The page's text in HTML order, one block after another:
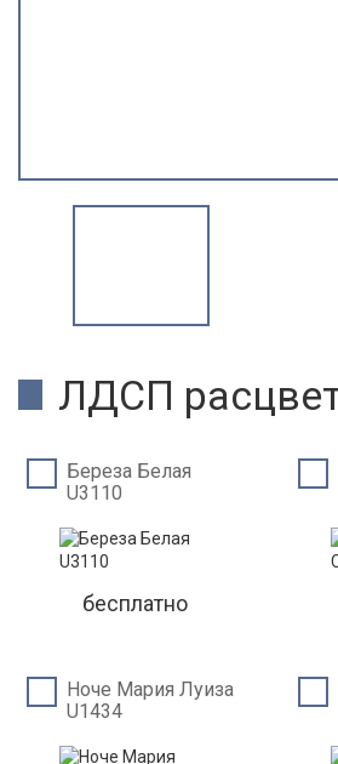
ЛДСП
Береза Белая
U3110
бесплатно
Ноче Мария Луиза
U1434